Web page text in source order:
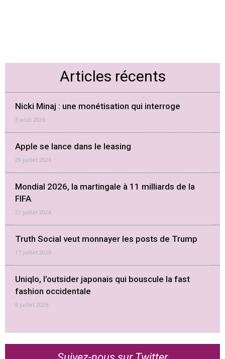
Articles récents
Nicki Minaj : une monétisation qui interroge
3 août 2026
Apple se lance dans le leasing
29 juillet 2026
Mondial 2026, la martingale à 11 milliards de la
FIFA
21 juillet 2026
Truth Social veut monnayer les posts de Trump
17 juillet 2026
Uniqlo, l’outsider japonais qui bouscule la fast
fashion occidentale
9 juillet 2026